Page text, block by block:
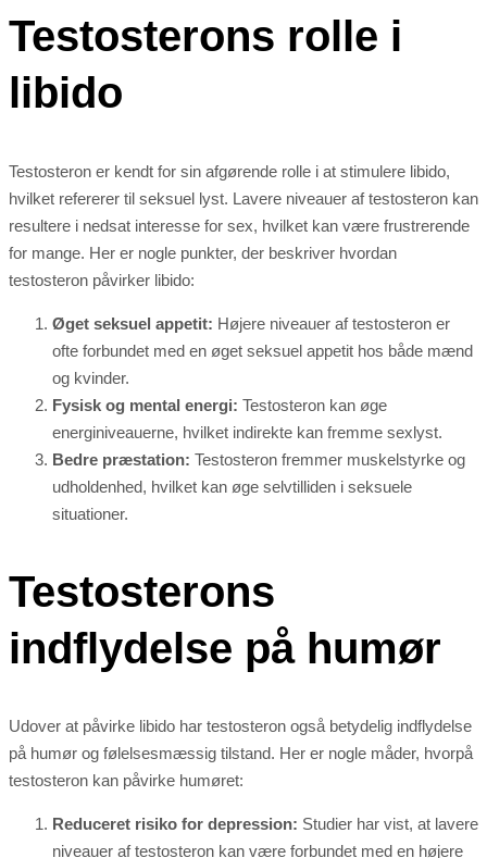
Testosterons rolle i
libido
Testosteron er kendt for sin afgørende rolle i at stimulere libido,
hvilket refererer til seksuel lyst. Lavere niveauer af testosteron kan
resultere i nedsat interesse for sex, hvilket kan være frustrerende
for mange. Her er nogle punkter, der beskriver hvordan
testosteron påvirker libido:
Øget seksuel appetit: Højere niveauer af testosteron er
ofte forbundet med en øget seksuel appetit hos både mænd
og kvinder.
Fysisk og mental energi: Testosteron kan øge
energiniveauerne, hvilket indirekte kan fremme sexlyst.
Bedre præstation: Testosteron fremmer muskelstyrke og
udholdenhed, hvilket kan øge selvtilliden i seksuele
situationer.
Testosterons
indflydelse på humør
Udover at påvirke libido har testosteron også betydelig indflydelse
på humør og følelsesmæssig tilstand. Her er nogle måder, hvorpå
testosteron kan påvirke humøret:
Reduceret risiko for depression: Studier har vist, at lavere
niveauer af testosteron kan være forbundet med en højere